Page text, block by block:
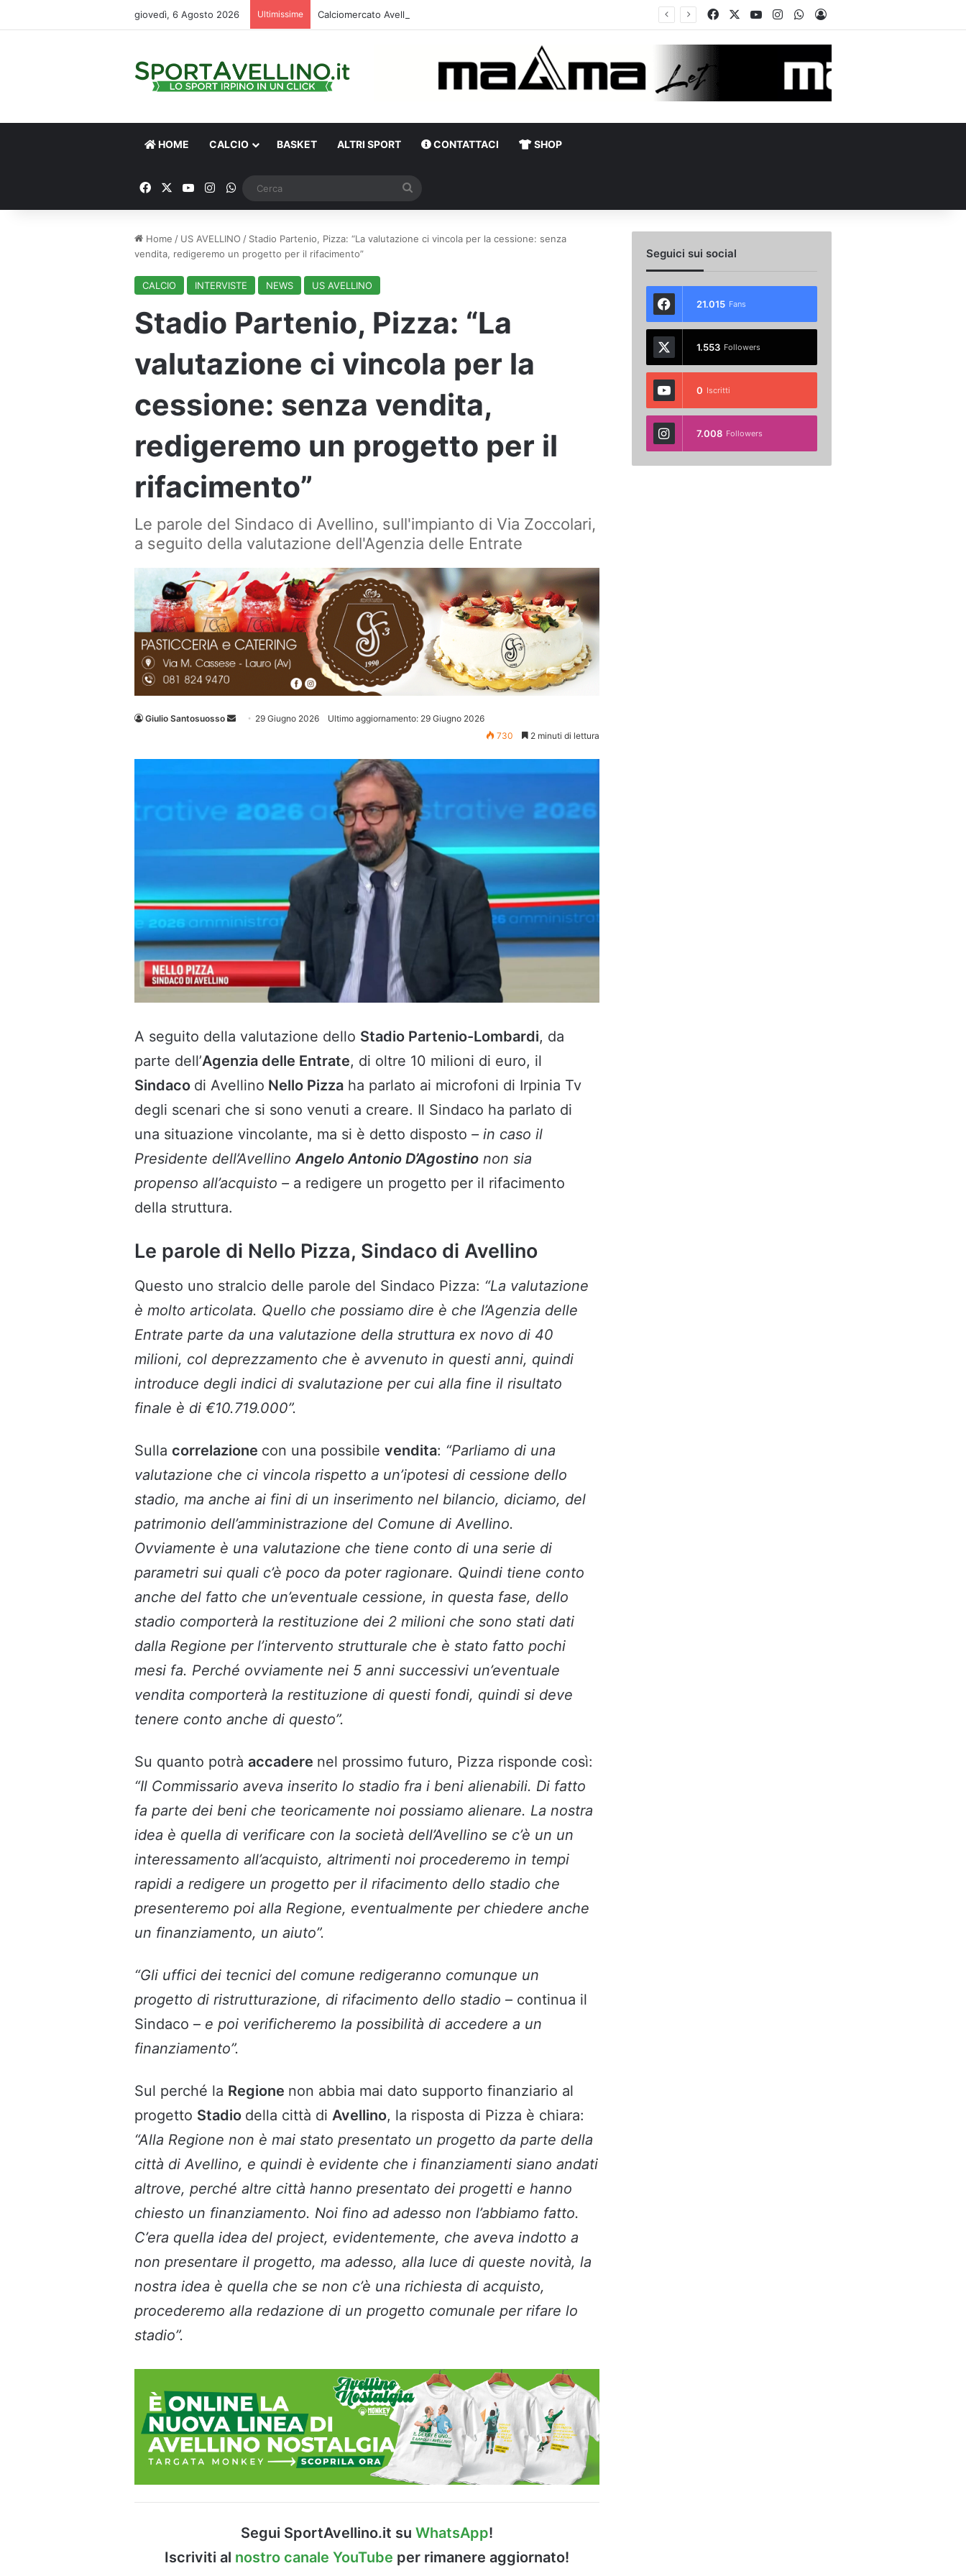
giovedì, 6 Agosto 2026 Ultimissime FacebookYou TubeInstagramWhatsApp
Accedi
HOME CALCIO BASKET ALTRI SPORT CONTATTACI SHOP
FacebookYou TubeInstagram
WhatsApp
Home / US AVELLINO / Stadio Partenio, Pizza: “La valutazione ci vincola per la cessione: senza
vendita, redigeremo un progetto per il rifacimento”
CALCIO INTERVISTE NEWS US AVELLINO
Stadio Partenio, Pizza: “La
valutazione ci vincola per la
cessione: senza vendita,
redigeremo un progetto per il
rifacimento”
Le parole del Sindaco di Avellino, sull'impianto di Via Zoccolari,
a seguito della valutazione dell'Agenzia delle Entrate
Giulio Santosuosso
Invia 29 Giugno 2026
Ultimo aggiornamento: 29 Giugno 2026
730
2 minuti di lettura
A seguito della valutazione dello Stadio Partenio-Lombardi, da
parte dell’Agenzia delle Entrate, di oltre 10 milioni di euro, il
Sindaco di Avellino Nello Pizza ha parlato ai microfoni di Irpinia Tv
degli scenari che si sono venuti a creare. Il Sindaco ha parlato di
una situazione vincolante, ma si è detto disposto – in caso il
Presidente dell’Avellino Angelo Antonio D’Agostino non sia
propenso all’acquisto –a redigere un progetto per il rifacimento
della struttura.
Le parole di Nello Pizza, Sindaco di Avellino
Questo uno stralcio delle parole del Sindaco Pizza: “La valutazione
è molto articolata. Quello che possiamo dire è che l’Agenzia delle
Entrate parte da una valutazione della struttura ex novo di 40
milioni, col deprezzamento che è avvenuto in questi anni, quindi
introduce degli indici di svalutazione per cui alla fine il risultato
finale è di €10.719.000”.
Sulla correlazione con una possibile vendita: “Parliamo di una
valutazione che ci vincola rispetto a un’ipotesi di cessione dello
stadio, ma anche ai fini di un inserimento nel bilancio, diciamo, del
patrimonio dell’amministrazione del Comune di Avellino.
Ovviamente è una valutazione che tiene conto di una serie di
parametri sui quali c’è poco da poter ragionare. Quindi tiene conto
anche del fatto che un’eventuale cessione, in questa fase, dello
stadio comporterà la restituzione dei 2 milioni che sono stati dati
dalla Regione per l’intervento strutturale che è stato fatto pochi
mesi fa. Perché ovviamente nei 5 anni successivi un’eventuale
vendita comporterà la restituzione di questi fondi, quindi si deve
tenere conto anche di questo”.
Su quanto potrà accadere nel prossimo futuro, Pizza risponde così:
“Il Commissario aveva inserito lo stadio fra i beni alienabili. Di fatto
fa parte dei beni che teoricamente noi possiamo alienare. La nostra
idea è quella di verificare con la società dell’Avellino se c’è un un
interessamento all’acquisto, altrimenti noi procederemo in tempi
rapidi a redigere un progetto per il rifacimento dello stadio che
presenteremo poi alla Regione, eventualmente per chiedere anche
un finanziamento, un aiuto”.
“Gli uffici dei tecnici del comune redigeranno comunque un
progetto di ristrutturazione, di rifacimento dello stadio – continua il
Sindaco – e poi verificheremo la possibilità di accedere a un
finanziamento”.
Sul perché la Regione non abbia mai dato supporto finanziario al
progetto Stadio della città di Avellino, la risposta di Pizza è chiara:
“Alla Regione non è mai stato presentato un progetto da parte della
città di Avellino, e quindi è evidente che i finanziamenti siano andati
altrove, perché altre città hanno presentato dei progetti e hanno
chiesto un finanziamento. Noi fino ad adesso non l’abbiamo fatto.
C’era quella idea del project, evidentemente, che aveva indotto a
non presentare il progetto, ma adesso, alla luce di queste novità, la
nostra idea è quella che se non c’è una richiesta di acquisto,
procederemo alla redazione di un progetto comunale per rifare lo
stadio”.
Segui SportAvellino.it su WhatsApp!
Iscriviti al nostro canale YouTube per rimanere aggiornato!
Seguici sui social
21.015 Fans
1.553 Followers
0 Iscritti
7.008 Followers